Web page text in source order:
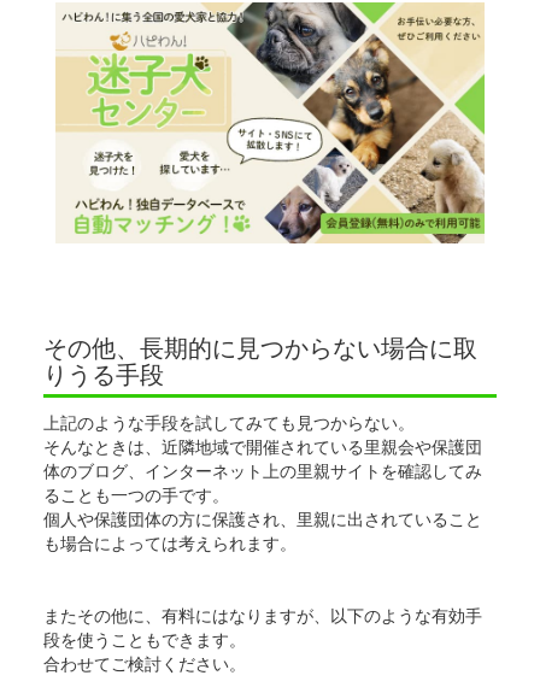
その他、長期的に見つからない場合に取
りうる手段
上記のような手段を試してみても見つからない。
そんなときは、近隣地域で開催されている里親会や保護団
体のブログ、インターネット上の里親サイトを確認してみ
ることも一つの手です。
個人や保護団体の方に保護され、里親に出されていること
も場合によっては考えられます。
またその他に、有料にはなりますが、以下のような有効手
段を使うこともできます。
合わせてご検討ください。